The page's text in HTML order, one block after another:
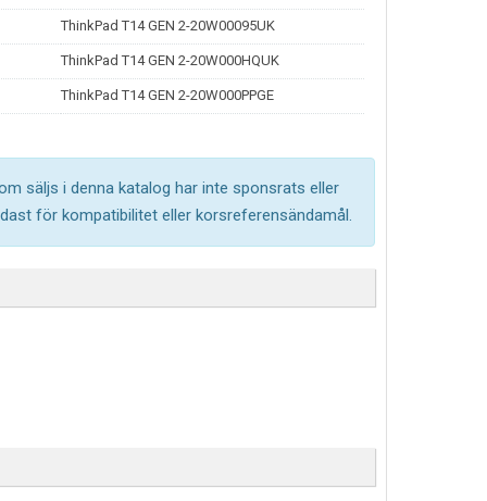
ThinkPad T14 GEN 2-20W00095UK
ThinkPad T14 GEN 2-20W000HQUK
ThinkPad T14 GEN 2-20W000PPGE
säljs i denna katalog har inte sponsrats eller
för kompatibilitet eller korsreferensändamål.